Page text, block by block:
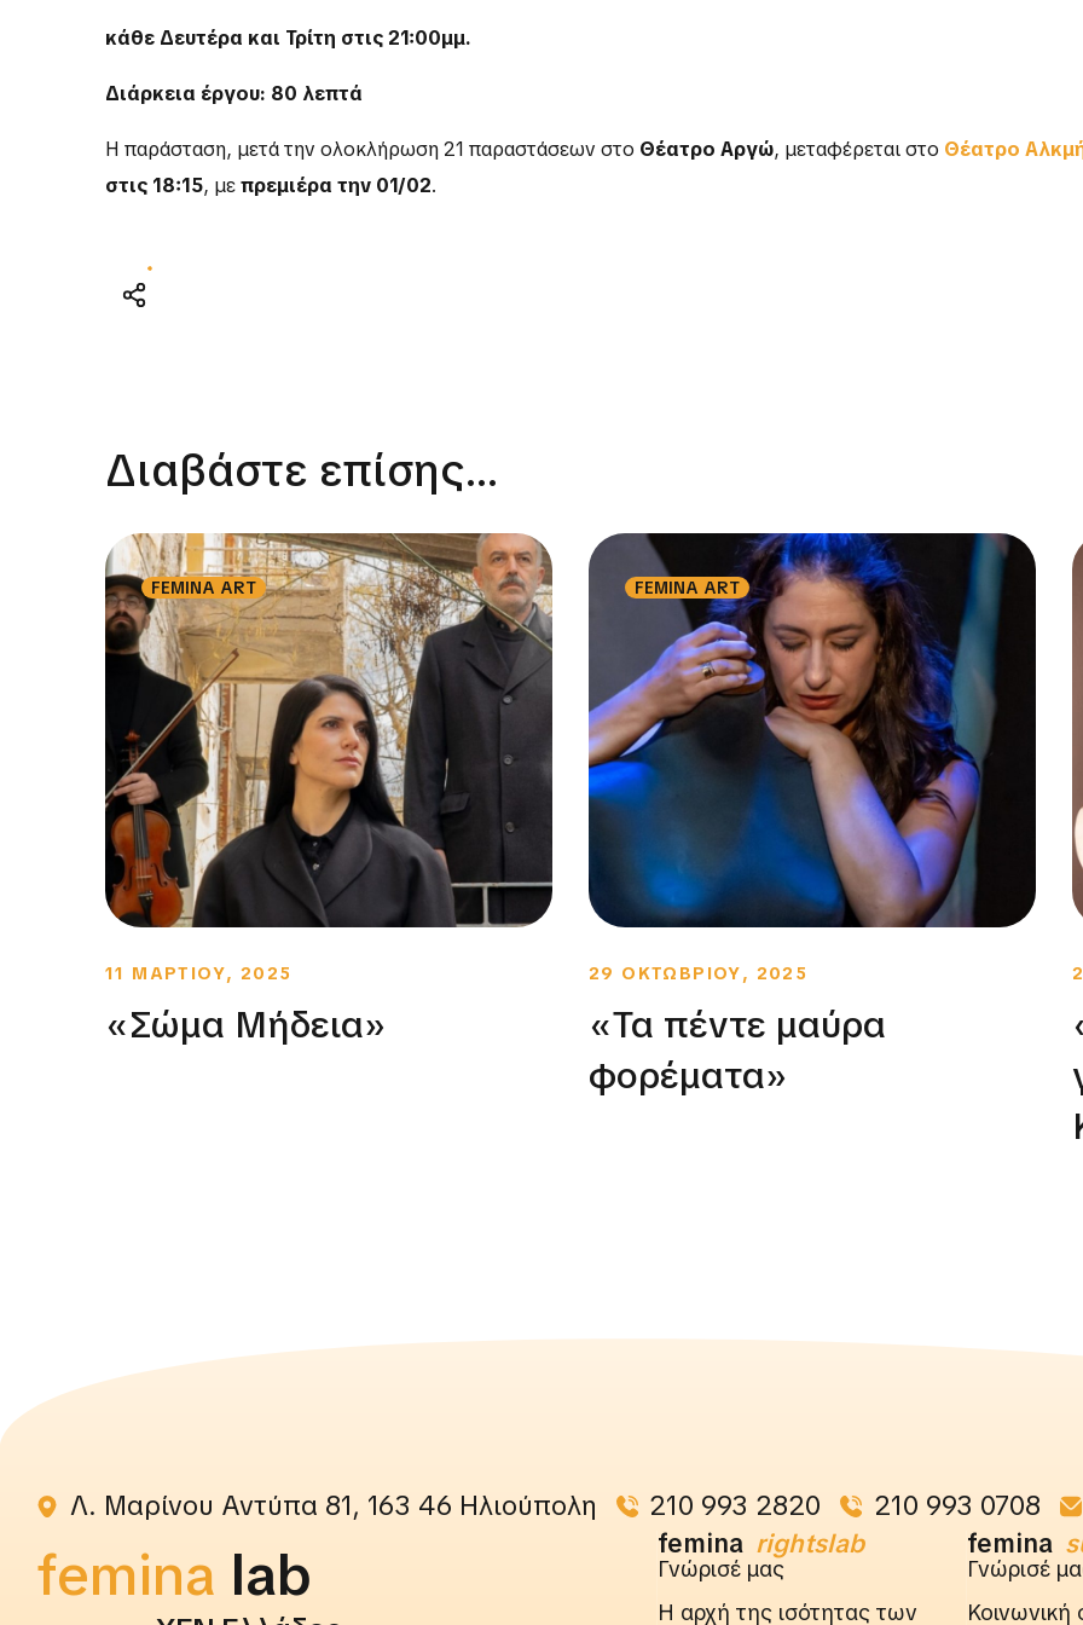
κάθε Δευτέρα και Τρίτη στις 21:00μμ.
Διάρκεια έργου: 80 λεπτά
Η παράσταση, μετά την ολοκλήρωση 21 παραστάσεων στο Θέατρο Αργώ, μεταφέρεται στο Θέατρο
στις 18:15, μεπρεμιέρα την 01/02.
Διαβάστε επίσης...
FEMINA ART
11 ΜΑΡΤΙΟΥ, 2025
«Σώμα Μήδεια»
FEMINA ART
29 ΟΚΤΩΒΡΙΟΥ, 2025
«Τα πέντε μαύρα
φορέματα»
Λ. Μαρίνου Αντύπα 81, 163 46 Ηλιούπολη 210 993 2820 210 993 0708
femina rightslab femina rightslab
Γνώρισέ μας
Η αρχή της ισότητας των
femina
Γνώρισέ
Κοινωνική